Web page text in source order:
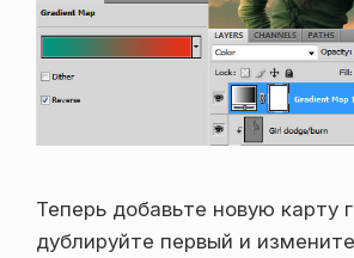
Теперь добавьте новую карту
дублируйте первый и